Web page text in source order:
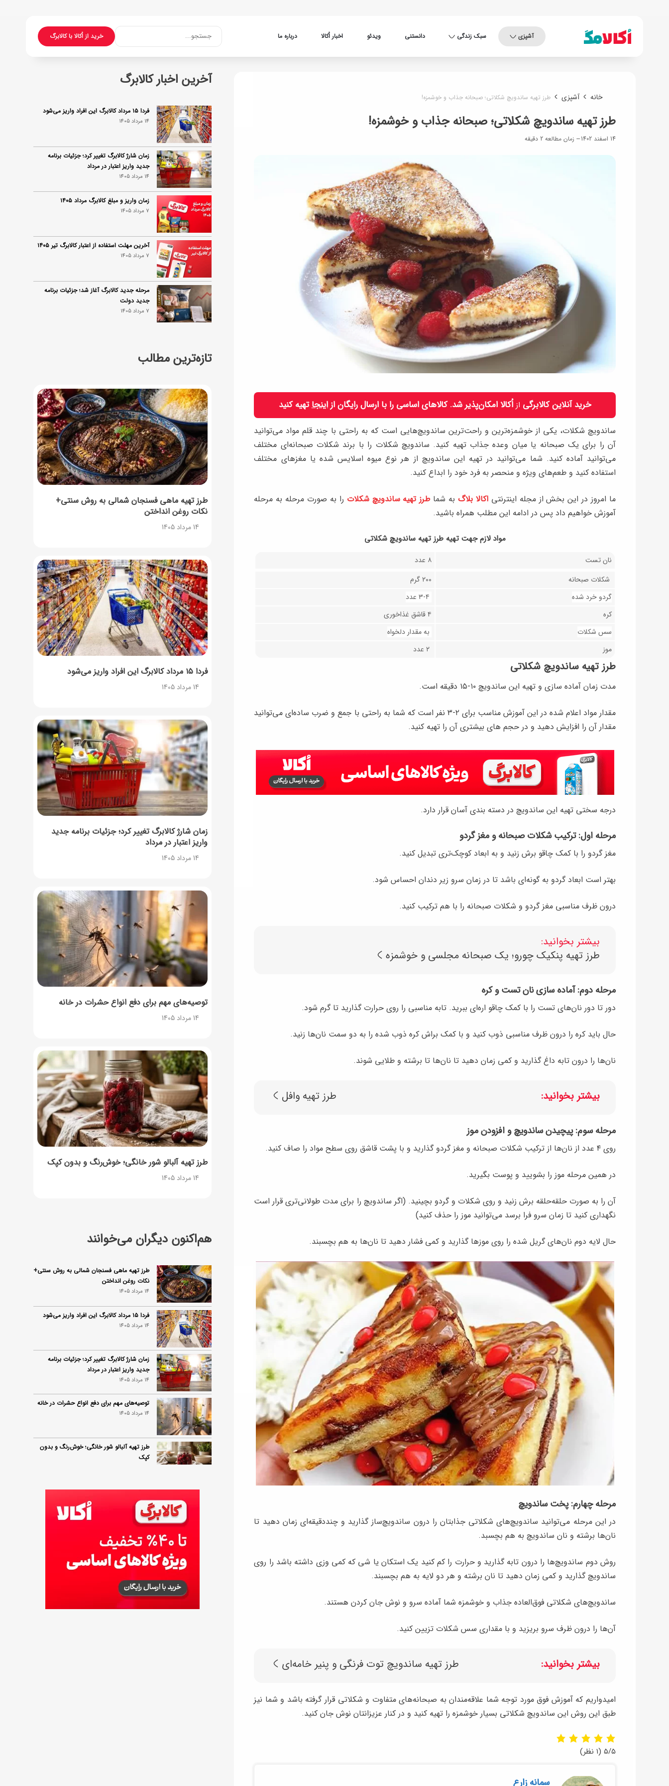
آشپزی سبک زندگی دانستنی ویدئو اخبار اُکالا درباره ما خرید از اُکالا با کالابرگجستجو...
خانه آشپزی طرز تهیه ساندویچ شکلاتی؛ صبحانه جذاب و خوشمزه!
طرز تهیه ساندویچ شکلاتی؛ صبحانه جذاب و خوشمزه!
14 اسفند 1402 زمان مطالعه 2 دقیقه
خرید آنلاین کالابرگی ازاُکالا امکان‌پذیر شد. کالاهای اساسی را با ارسال رایگان ازاینجاتهیه کنید
ساندویچ شکلات، یکی از خوشمزه‌ترین و راحت‌ترین ساندویچ‌هایی است که به راحتی با چند قلم مواد می‌توانید
آن را برای یک صبحانه یا میان وعده جذاب تهیه کنید. ساندویچ شکلات را با برند شکلات صبحانه‌ای مختلف
می‌توانید آماده کنید. شما می‌توانید در تهیه این ساندویچ از هر نوع میوه اسلایس شده یا مغزهای مختلف
استفاده کنید و طعم‌های ویژه و منحصر به فرد خود را ابداع کنید.
ما امروز در این بخش از مجله اینترنتی اکالا بلاگبه شما طرز تهیه ساندویچ شکلات را به صورت مرحله به مرحله
آموزش خواهیم داد پس در ادامه این مطلب همراه باشید.
مواد لازم جهت تهیه طرز تهیه ساندویچ شکلاتی
نان تست
۸ عدد
شکلات صبحانه
۲۰۰ گرم
گردو خرد شده
کره
۴ قاشق غذاخوری
سس شکلات
به مقدار دلخواه
موز
طرز تهیه ساندویچ شکلاتی
مدت زمان آماده سازی و تهیه این ساندویچ ۱۰-۱۵ دقیقه است.
مقدار مواد اعلام شده در این آموزش مناسب برای ۲-۳ نفر است که شما به راحتی با جمع و ضرب ساده‌ای می‌توانید
مقدار آن را افزایش دهید و در حجم های بیشتری آن را تهیه کنید.
درجه سختی تهیه این ساندویچ در دسته بندی آسان قرار دارد.
مرحله اول: ترکیب شکلات صبحانه و مغز گردو
مغز گردو را با کمک چاقو برش زنید و به ابعاد کوچک‌تری تبدیل کنید.
بهتر است ابعاد گردو به گونه‌ای باشد تا در زمان سرو زیر دندان احساس شود.
درون ظرف مناسبی مغز گردو و شکلات صبحانه را با هم ترکیب کنید.
بیشتر بخوانید:
طرز تهیه پنکیک چورو؛ یک صبحانه مجلسی و خوشمزه
مرحله دوم: آماده سازی نان تست و کره
دور تا دور نان‌های تست را با کمک چاقو اره‌ای ببرید. تابه مناسبی را روی حرارت گذارید تا گرم شود.
حال باید کره را درون ظرف مناسبی ذوب کنید و با کمک براش کره ذوب شده را به دو سمت نان‌ها زنید.
نان‌ها را درون تابه داغ گذارید و کمی زمان دهید تا نان‌ها تا برشته و طلایی شوند.
بیشتر بخوانید: طرز تهیه وافل
مرحله سوم: پیچیدن ساندویچ و افزودن موز
روی ۴ عدد از نان‌ها از ترکیب شکلات صبحانه و مغز گردو گذارید و با پشت قاشق روی سطح مواد را صاف کنید.
در همین مرحله موز را بشویید و پوست بگیرید.
آن را به صورت حلقه‌حلقه برش زنید و روی شکلات و گردو بچینید. (اگر ساندویچ را برای مدت طولانی‌تری قرار است
نگهداری کنید تا زمان سرو فرا برسد می‌توانید موز را حذف کنید)
حال لایه دوم نان‌های گریل شده را روی موزها گذارید و کمی فشار دهید تا نان‌ها به هم بچسبند.
مرحله چهارم: پخت ساندویچ
در این مرحله می‌توانید ساندویچ‌های شکلاتی جذابتان را درون ساندویچ‌ساز گذارید و چنددقیقه‌ای زمان دهید تا
نان‌ها برشته و نان ساندویچ به هم بچسبد.
روش دوم ساندویچ‌ها را درون تابه گذارید و حرارت را کم کنید یک استکان یا شی که کمی وزی داشته باشد را روی
ساندویچ گذارید و کمی زمان دهید تا نان برشته و هر دو لایه به هم بچسبند.
ساندویچ‌های شکلاتی فوق‌العاده جذاب و خوشمزه شما آماده سرو و نوش جان کردن هستند.
آن‌ها را درون ظرف سرو بریزید و با مقداری سس شکلات تزیین کنید.
بیشتر بخوانید: طرز تهیه ساندویچ توت‌ فرنگی و پنیر خامه‌ای
امیدواریم که آموزش فوق مورد توجه شما علاقه‌مندان به صبحانه‌های متفاوت و شکلاتی قرار گرفته باشد و شما نیز
طبق این روش این ساندویچ شکلاتی بسیار خوشمزه را تهیه کنید و در کنار عزیزانتان نوش جان کنید.
۵/۵ (۱ نظر)
سمانه زارع
آخرین اخبار کالابرگ
فردا ۱۵ مرداد کالابرگ این افراد واریز می‌شود
14 مرداد 1405
زمان شارژ کالابرگ تغییر کرد؛ جزئیات برنامه
جدید واریز اعتبار در مرداد
14 مرداد 1405
زمان واریز و مبلغ کالابرگ مرداد ۱۴۰۵
7 مرداد 1405
آخرین مهلت استفاده از اعتبار کالابرگ تیر ۱۴۰۵
7 مرداد 1405
مرحله جدید کالابرگ آغاز شد؛ جزئیات برنامه
جدید دولت
7 مرداد 1405
تازه‌ترین مطالب
طرز تهیه ماهی فسنجان شمالی به روش سنتی+
نکات روغن انداختن
14 مرداد 1405
فردا ۱۵ مرداد کالابرگ این افراد واریز می‌شود
14 مرداد 1405
زمان شارژ کالابرگ تغییر کرد؛ جزئیات برنامه جدید
واریز اعتبار در مرداد
14 مرداد 1405
توصیه‌های مهم برای دفع انواع حشرات در خانه
14 مرداد 1405
طرز تهیه آلبالو شور خانگی؛ خوش‌رنگ و بدون کپک
14 مرداد 1405
هم‌اکنون دیگران می‌خوانند
طرز تهیه ماهی فسنجان شمالی به روش سنتی+
نکات روغن انداختن
14 مرداد 1405
فردا ۱۵ مرداد کالابرگ این افراد واریز می‌شود
14 مرداد 1405
زمان شارژ کالابرگ تغییر کرد؛ جزئیات برنامه
جدید واریز اعتبار در مرداد
14 مرداد 1405
توصیه‌های مهم برای دفع انواع حشرات در خانه
14 مرداد 1405
طرز تهیه آلبالو شور خانگی؛ خوش‌رنگ و بدون
کپک
طرز تهیه پنکیک با شیره انگور؛ صبحانه‌ای سالم و
انرژی‌بخش
14 مرداد 1405
۳۵ لیست غذاهای جدید و متفاوت؛ برای ناهار و
مهمانی
14 مرداد 1405
طرز تهیه پش ملبا (پیچ ملبا)؛ دسر کلاسیک هلو
و بستنی
13 مرداد 1405